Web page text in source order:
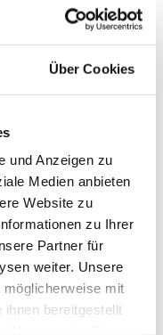
Über Cookies
und Anzeigen zu
Medien anbieten
Website zu
zu Ihrer
Partner für
weiter. Unsere
mit
bereitgestellt
zum Portal
geschützten
Zugang anfordern.
können Sie
um Zugang zu